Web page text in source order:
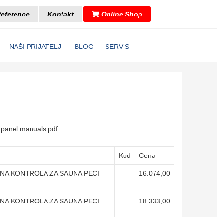
Kontakt Online Shop
NAŠI PRIJATELJI BLOG SERVIS
manuals.pdf
Kod Cena
KONTROLA ZA SAUNA PECI 16.074,00
KONTROLA ZA SAUNA PECI 18.333,00